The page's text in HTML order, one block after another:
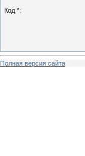
Код *:
Полная версия сайта